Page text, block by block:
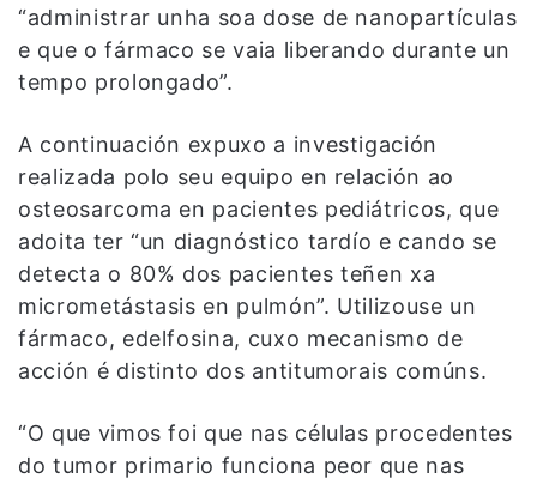
“administrar unha soa dose de nanopartículas
e que o fármaco se vaia liberando durante un
tempo prolongado”.
A continuación expuxo a investigación
realizada polo seu equipo en relación ao
osteosarcoma en pacientes pediátricos, que
adoita ter “un diagnóstico tardío e cando se
detecta o 80% dos pacientes teñen xa
micrometástasis en pulmón”. Utilizouse un
fármaco, edelfosina, cuxo mecanismo de
acción é distinto dos antitumorais comúns.
“O que vimos foi que nas células procedentes
do tumor primario funciona peor que nas